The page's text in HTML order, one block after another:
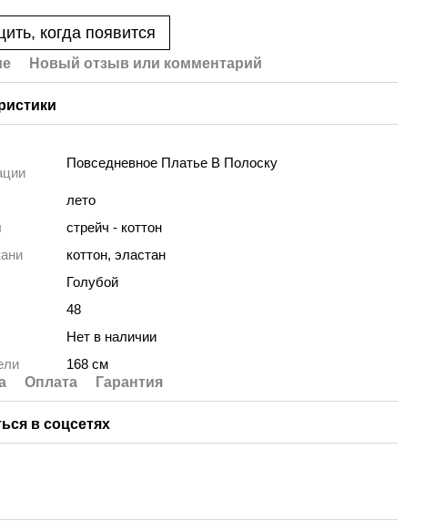
когда появится
Новый отзыв или комментарий
Повседневное Платье В Полоску
лето
стрейч - коттон
коттон, эластан
Голубой
48
Нет в наличии
168 см
Оплата Гарантия
в соцсетях